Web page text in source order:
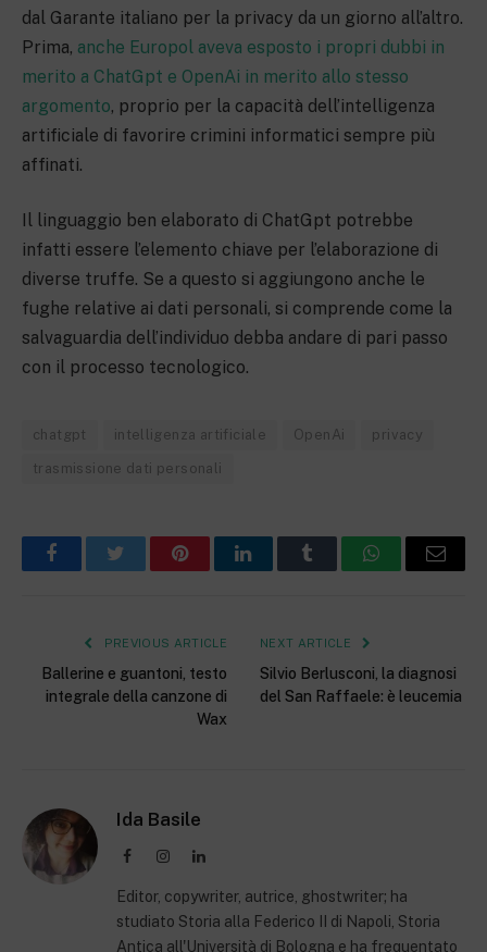
dal Garante italiano per la privacy da un giorno all’altro.
Prima, anche Europol aveva esposto i propri dubbi in
merito a ChatGpt e OpenAi in merito allo stesso
argomento, proprio per la capacità dell’intelligenza
artificiale di favorire crimini informatici sempre più
affinati.
Il linguaggio ben elaborato di ChatGpt potrebbe
infatti essere l’elemento chiave per l’elaborazione di
diverse truffe. Se a questo si aggiungono anche le
fughe relative ai dati personali, si comprende come la
salvaguardia dell’individuo debba andare di pari passo
con il processo tecnologico.
chatgpt intelligenza artificiale OpenAi privacy
trasmissione dati personali
FacebookTwitter PinterestLinkedInTumblr WhatsAppEmail
PREVIOUS ARTICLE
Ballerine e guantoni, testo
integrale della canzone di
Wax
NEXT ARTICLE
Silvio Berlusconi, la diagnosi
del San Raffaele: è leucemia
Ida Basile
FacebookInstagramLinkedIn
Editor, copywriter, autrice, ghostwriter; ha
studiato Storia alla Federico II di Napoli, Storia
Antica all'Università di Bologna e ha frequentato